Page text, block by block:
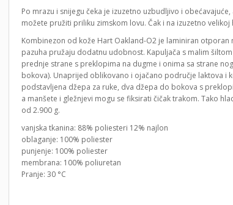
Po mrazu i snijegu čeka je izuzetno uzbudljivo i
možete pružiti priliku zimskom lovu. Čak i na izuzetno
Kombinezon od kože Hart Oakland-O2 je laminiran
pazuha pružaju dodatnu udobnost. Kapuljača s malim
prednje strane s preklopima na dugme i onima sa strane
bokova). Unaprijed oblikovano i ojačano područje laktova
podstavljena džepa za ruke, dva džepa do bokova s
a manšete i gležnjevi mogu se fiksirati čičak trakom. Tako
od 2.900 g.
vanjska tkanina: 88% poliesteri 12% najlon
oblaganje: 100% poliester
punjenje: 100% poliester
membrana: 100% poliuretan
Pranje: 30 °C